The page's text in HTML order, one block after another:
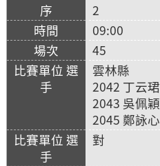
2
09:00
45
雲林縣
2042 丁云珺
2043 吳佩穎
2045 鄭詠心
對